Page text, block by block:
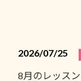
2026/07/25
8月のレッス